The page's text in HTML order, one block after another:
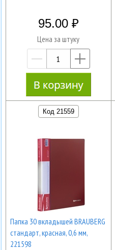
95.00
Цена за штуку
—
Код 21559
Папка 30 вкладышей BRAUBERG
стандарт, красная, 0,6 мм,
221598